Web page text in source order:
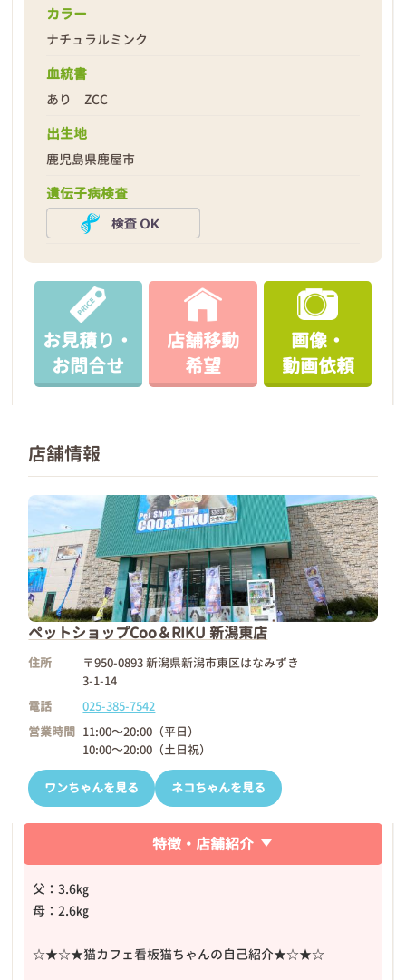
カラー
ナチュラルミンク
血統書
あり ZCC
出生地
鹿児島県鹿屋市
遺伝子病検査
お見積り・
お問合せ
店舗移動
希望
画像・
動画依頼
店舗情報
ペットショップCoo＆RIKU 新潟東店
住所
〒950-0893 新潟県新潟市東区はなみずき
3-1-14
電話
025-385-7542
営業時間 11:00～20:00（平日）
10:00～20:00（土日祝）
ワンちゃんを見る ネコちゃんを見る
特徴・店舗紹介
父：3.6㎏
母：2.6㎏
☆★☆★猫カフェ看板猫ちゃんの自己紹介★☆★☆